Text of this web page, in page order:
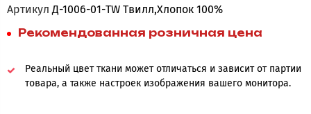
Артикул Д-1006-01-TW Твилл,Хлопок 100%
Рекомендованная розничная цена
Реальный цвет ткани может отличаться и зависит от партии
товара, а также настроек изображения вашего монитора.